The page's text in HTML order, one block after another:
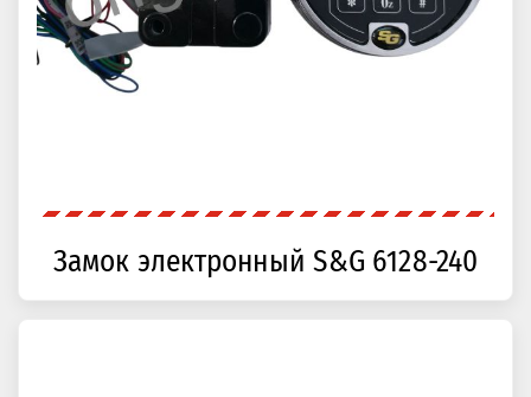
Замок электронный S&G 6128-240